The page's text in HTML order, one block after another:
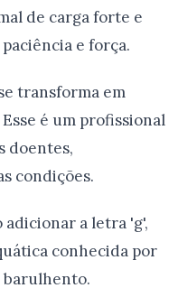
de carga forte e
e força.
transforma em
é um profissional
doentes,
condições.
adicionar a letra 'g',
conhecida por
barulhento.